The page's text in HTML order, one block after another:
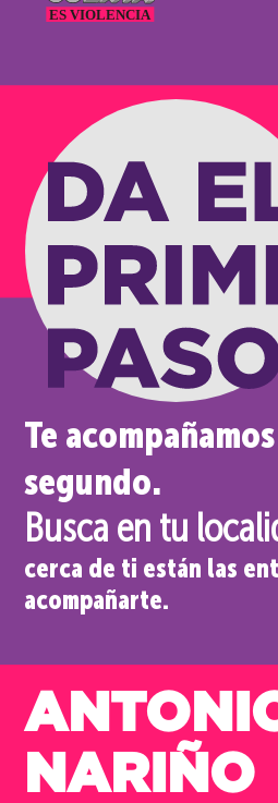
Te
segundo.
Busca en tu
cerca de ti están las
acompañarte.
NARIÑO